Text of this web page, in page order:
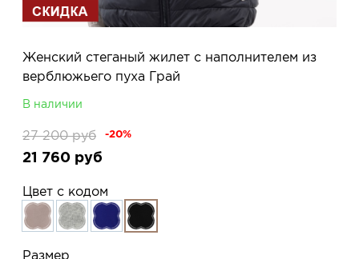
Женский стеганый жилет с наполнителем из
верблюжьего пуха Грай
В наличии
27 200 руб -20%
21 760 руб
Цвет с кодом
Размер